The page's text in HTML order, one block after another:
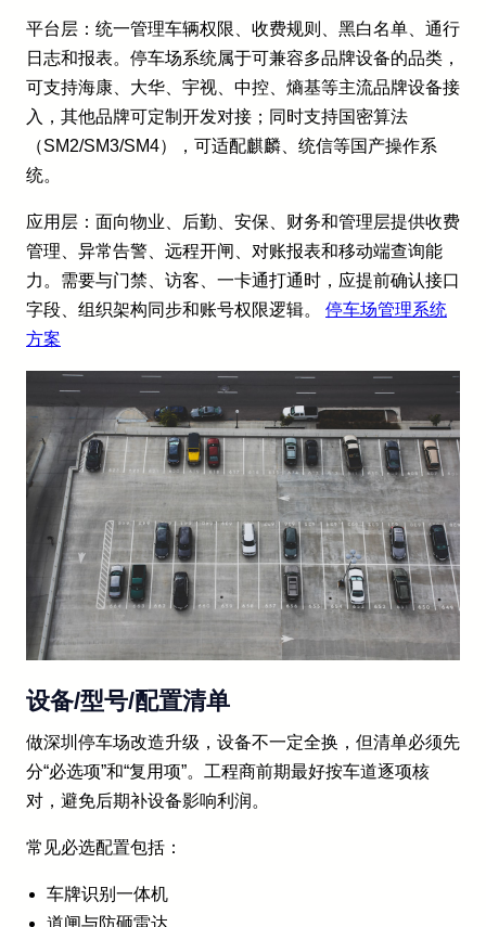
平台层：统一管理车辆权限、收费规则、黑白名单、通行
日志和报表。停车场系统属于可兼容多品牌设备的品类，
可支持海康、大华、宇视、中控、熵基等主流品牌设备接
入，其他品牌可定制开发对接；同时支持国密算法
（SM2/SM3/SM4），可适配麒麟、统信等国产操作系
统。
应用层：面向物业、后勤、安保、财务和管理层提供收费
管理、异常告警、远程开闸、对账报表和移动端查询能
力。需要与门禁、访客、一卡通打通时，应提前确认接口
字段、组织架构同步和账号权限逻辑。 停车场管理系统
方案
设备/型号/配置清单
做深圳停车场改造升级，设备不一定全换，但清单必须先
分“必选项”和“复用项”。工程商前期最好按车道逐项核
对，避免后期补设备影响利润。
常见必选配置包括：
车牌识别一体机